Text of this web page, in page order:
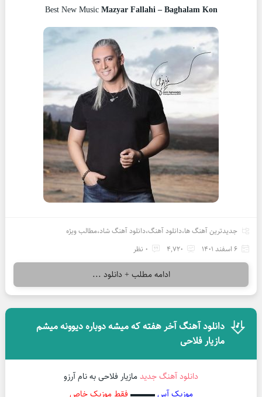
Best New MusicMazyar Fallahi – Baghalam Kon
جدیدترین آهنگ ها،دانلود آهنگ،دانلود آهنگ شاد،مطالب ویژه
6 اسفند 1401
4,720 0 نظر
ادامه مطلب + دانلود ...
دانلود آهنگ آخر هفته که میشه دوباره دیوونه میشم
مازیار فلاحی
دانلود آهنگ جدیدمازیار فلاحی به نام آرزو
موزیک آس▬▬▬ فقط موزیک خاص